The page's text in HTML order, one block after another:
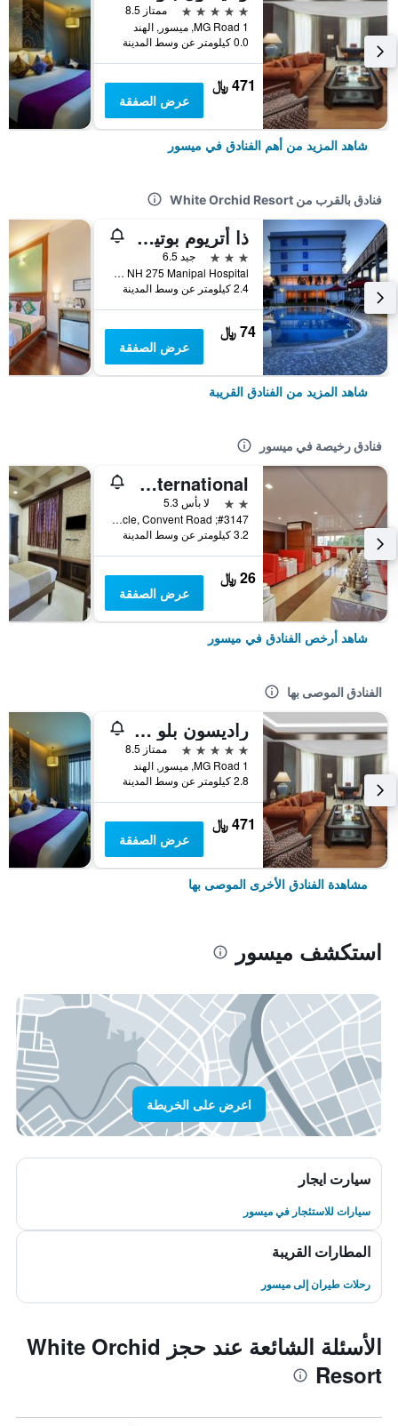
5 نجوم
ممتاز 8.5
1 MG Road, ميسور, الهند
0.0 كيلومتر عن وسط المدينة
471 ﷼
عرض الصفقة
شاهد المزيد من أهم الفنادق في ميسور
فنادق بالقرب من White Orchid Resort
ذا أتريوم بوتيك هوتل
3 نجوم
جيد 6.5
1A1 NH 275 Manipal Hospital, ميسور, الهند
2.4 كيلومتر عن وسط المدينة
74 ﷼
عرض الصفقة
شاهد المزيد من الفنادق القريبة
فنادق رخيصة في ميسور
Hotel M.B. International
2 نجمتين
لا بأس 5.3
#3147; Bangalore-Nilgiri Road, Near Five-Light Circle, Convent Road, ميسور, الهند
3.2 كيلومتر عن وسط المدينة
26 ﷼
عرض الصفقة
شاهد أرخص الفنادق في ميسور
الفنادق الموصى بها
راديسون بلو بلازا هوتل ميسور
5 نجوم
ممتاز 8.5
1 MG Road, ميسور, الهند
2.8 كيلومتر عن وسط المدينة
471 ﷼
عرض الصفقة
مشاهدة الفنادق الأخرى الموصى بها
استكشف ميسور
اعرض على الخريطة
سيارت ايجار
سيارات للاستئجار في ميسور
المطارات القريبة
رحلات طيران إلى ميسور
الأسئلة الشائعة عند حجز White Orchid
Resort